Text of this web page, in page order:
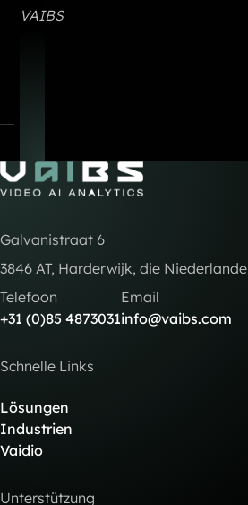
VAIBS
Go to Home
Telefoon
+31 (0)85 4873031
Email
info@vaibs.com
Galvanistraat 6
3846 AT, Harderwijk, die Niederlande
Schnelle Links
Lösungen
Industrien
Vaidio
Unterstützung